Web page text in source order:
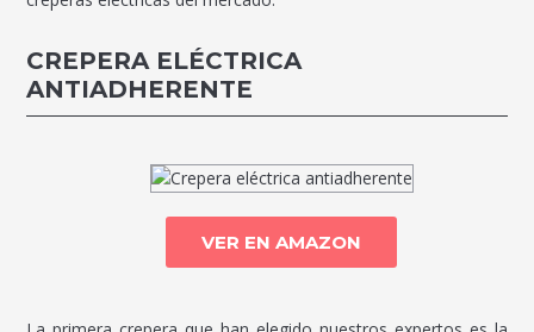
CREPERA ELÉCTRICA
ANTIADHERENTE
VER EN AMAZON